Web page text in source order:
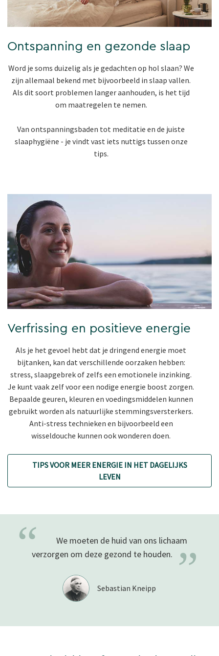
Ontspanning en gezonde slaap
Word je soms duizelig als je gedachten op hol slaan? We
zijn allemaal bekend met bijvoorbeeld in slaap vallen.
Als dit soort problemen langer aanhouden, is het tijd
om maatregelen te nemen.
Van ontspanningsbaden tot meditatie en de juiste
slaaphygiëne - je vindt vast iets nuttigs tussen onze
tips.
Verfrissing en positieve energie
Als je het gevoel hebt dat je dringend energie moet
bijtanken, kan dat verschillende oorzaken hebben:
stress, slaapgebrek of zelfs een emotionele inzinking.
Je kunt vaak zelf voor een nodige energie boost zorgen.
Bepaalde geuren, kleuren en voedingsmiddelen kunnen
gebruikt worden als natuurlijke stemmingsversterkers.
Anti-stress technieken en bijvoorbeeld een
wisseldouche kunnen ook wonderen doen.
TIPS VOOR MEER ENERGIE IN HET DAGELIJKS
LEVEN
“
We moeten de huid van ons lichaam
verzorgen om deze gezond te houden. ”
Sebastian Kneipp